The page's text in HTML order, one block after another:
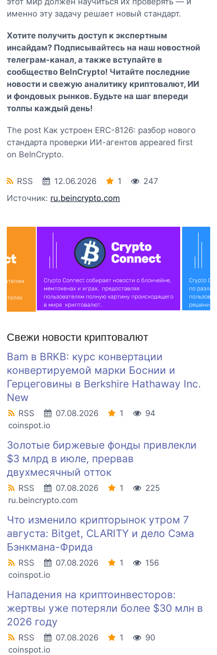
именно эту задачу решает новый стандарт.
Хотите получить доступ к экспертным
инсайдам? Подписывайтесь на наш новостной
телеграм-канал, а также вступайте в
сообщество BeInCrypto! Читайте последние
новости и свежую аналитику криптовалют, ИИ
и фондовых рынков. Будьте на шаг впереди
толпы каждый день!
The post Как устроен ERC-8126: разбор нового
стандарта проверки ИИ-агентов appeared first
on BeInCrypto.
RSS 12.06.2026 1
247
Источник: ru.beincrypto.com
Свежи новости криптовалют
Bam в BRKB: курс конвертации
конвертируемой марки Боснии и
Герцеговины в Berkshire Hathaway Inc.
New
RSS 07.08.2026 1
94
coinspot.io
Золотые биржевые фонды привлекли
$3 млрд в июле, прервав
двухмесячный отток
RSS 07.08.2026 1
225
ru.beincrypto.com
Что изменило крипторынок утром 7
августа: Bitget, CLARITY и дело Сэма
Бэнкмана-Фрида
RSS 07.08.2026 1
156
coinspot.io
Нападения на криптоинвесторов:
жертвы уже потеряли более $30 млн в
2026 году
RSS 07.08.2026 1
90
coinspot.io